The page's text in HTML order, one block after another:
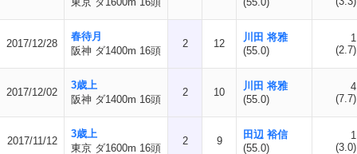
2017/12/28
春待月
阪神 ダ1400m 16頭
2 12
川田 将雅
(55.0)
1
(2.7)
2017/12/02
3歳上
阪神 ダ1400m 16頭
2 10
川田 将雅
(55.0)
4
(7.7)
2017/11/12
3歳上
東京 ダ1600m 16頭
2 9
田辺 裕信
(55.0)
1
(3.0)